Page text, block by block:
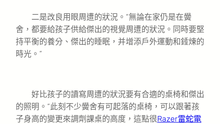
二是改良用眼周遭的狀況。“無論在家仍是在黌
舍，都要給孩子供給傑出的視覺周遭的狀況。同時要堅
持平衡的養分、傑出的睡眠，并增添戶外運動和錘煉的
時光。”
好比孩子的讀寫周遭的狀況要有合適的桌椅和傑出
的照明。“此刻不少黌舍有可起落的桌椅，可以跟著孩
子身高的變更來調劑課桌的高度，這點很Razer雷蛇電